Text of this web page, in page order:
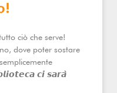
ciò che serve!
dove poter sostare
𝙘𝙞 𝙨𝙖𝙧𝙖̀